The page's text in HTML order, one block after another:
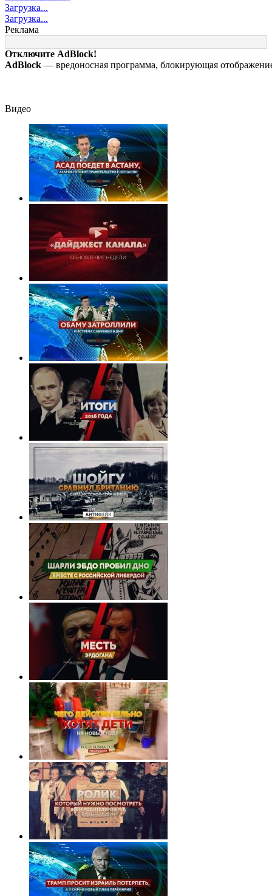
последние новости
на 7 августа 2026 и
прогнозы
страшном ДТП на
трассе 07/08/2026
– Новости
катастрофа для
Украины
Загрузка...
Загрузка...
Реклама
Отключите AdBlock!
AdBlock — вредоносная программа, блокирующая
Видео